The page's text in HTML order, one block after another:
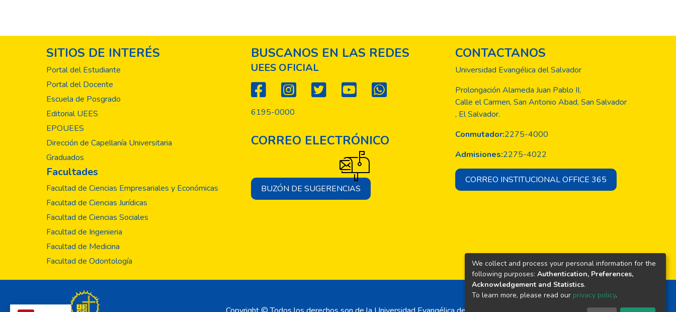
SITIOS DE INTERÉS
Portal del Estudiante
Portal del Docente
Escuela de Posgrado
Editorial UEES
EPOUEES
Dirección de Capellanía Universitaria
Graduados
Facultades
Facultad de Ciencias Empresariales y Económicas
Facultad de Ciencias Jurídicas
Facultad de Ciencias Sociales
Facultad de Ingenieria
Facultad de Medicina
Facultad de Odontología
BUSCANOS EN LAS REDES
UEES OFICIAL
6195-0000
CORREO ELECTRÓNICO
BUZÓN DE SUGERENCIAS
CONTACTANOS
Universidad Evangélica del Salvador
Prolongación Alameda Juan Pablo II,
Calle el Carmen, San Antonio Abad, San Salvador
, El Salvador.
Conmutador:2275-4000
Admisiones:2275-4022
CORREO INSTITUCIONAL OFFICE 365
We collect and process your personal information for the
following purposes: Authentication, Preferences,
Acknowledgement and Statistics.
To learn more, please read our privacy policy.